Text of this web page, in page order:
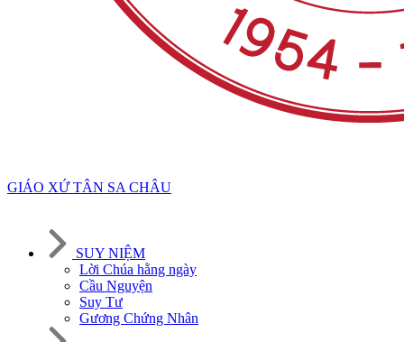
GIÁO XỨ TÂN SA CHÂU
SUY NIỆM
Lời Chúa hằng ngày
Cầu Nguyện
Suy Tư
Gương Chứng Nhân